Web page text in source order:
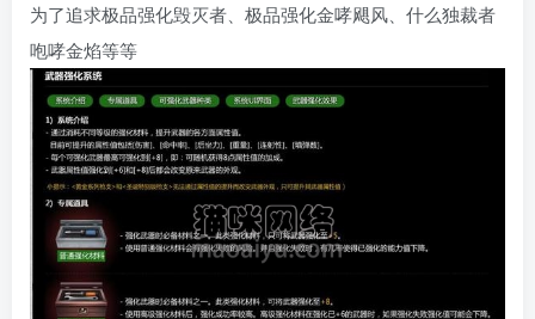
为了追求极品强化毁灭者、极品强化金哮飓风、什么独裁者
咆哮金焰等等